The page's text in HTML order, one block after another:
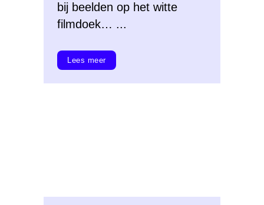
bij beelden op het witte
filmdoek… ...
Lees meer